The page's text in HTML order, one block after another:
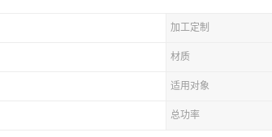
加工定制
材质
适用对象
总功率